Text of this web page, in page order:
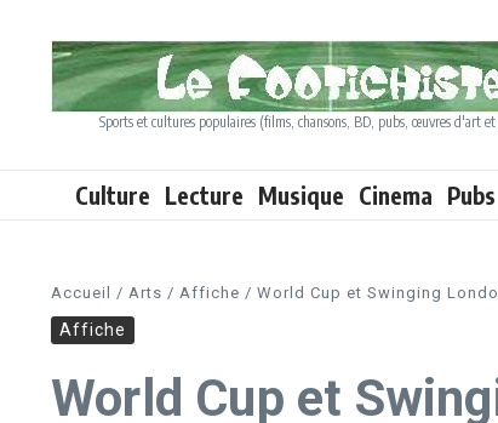
Sports et cultures populaires (films, chansons, BD, pubs, œuvres d'art
Culture Lecture Musique Cinema Pubs
Accueil / Arts / Affiche / World Cup et Swinging
Affiche
World Cup et